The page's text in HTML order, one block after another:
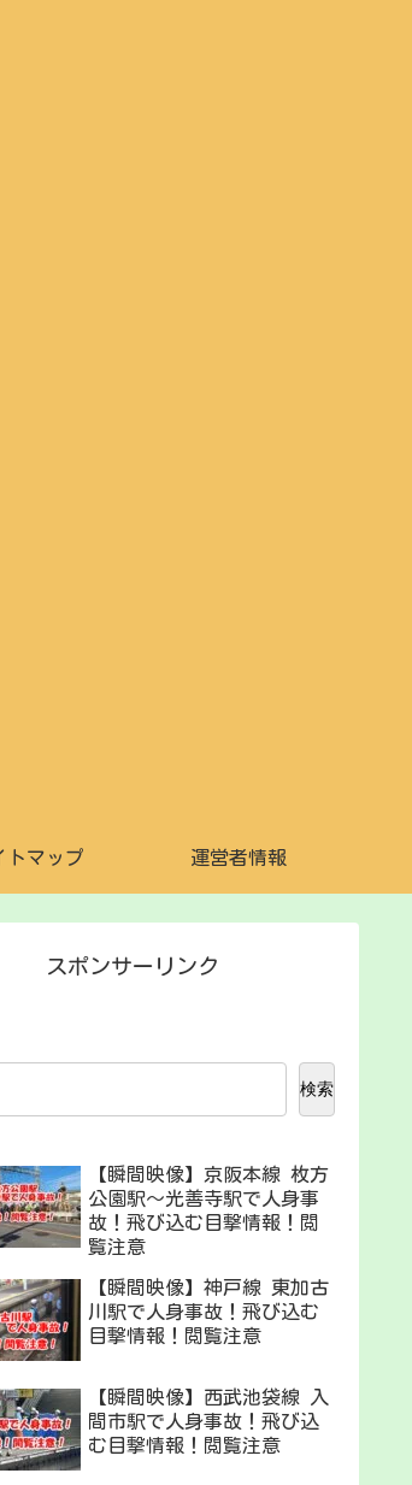
トマップ 運営者情報
スポンサーリンク
検索
【瞬間映像】京阪本線 枚方
公園駅〜光善寺駅で人身事
故！飛び込む目撃情報！閲
覧注意
【瞬間映像】神戸線 東加古
川駅で人身事故！飛び込む
目撃情報！閲覧注意
【瞬間映像】西武池袋線 入
間市駅で人身事故！飛び込
む目撃情報！閲覧注意